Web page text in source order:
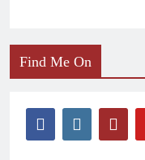
Find Me On